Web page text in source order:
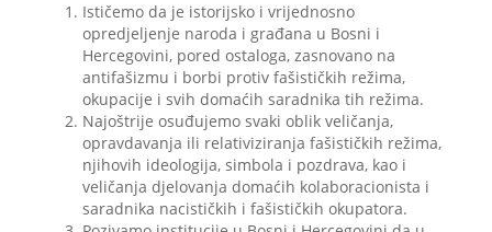
Ističemo da je istorijsko i vrijednosno
opredjeljenje naroda i građana u Bosni i
Hercegovini, pored ostaloga, zasnovano na
antifašizmu i borbi protiv fašističkih režima,
okupacije i svih domaćih saradnika tih režima.
Najoštrije osuđujemo svaki oblik veličanja,
opravdavanja ili relativiziranja fašističkih režima,
njihovih ideologija, simbola i pozdrava, kao i
veličanja djelovanja domaćih kolaboracionista i
saradnika nacističkih i fašističkih okupatora.